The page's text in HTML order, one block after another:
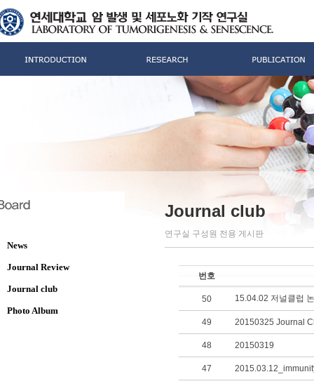
News
Journal Review
Journal club
Photo Album
Journal club
연구실 구성원 전용 게시판
번호
50 15.04.02 저널클럽
49 20150325 Journal
48 20150319
47